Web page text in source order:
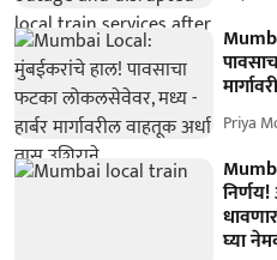
Priya
घ्या